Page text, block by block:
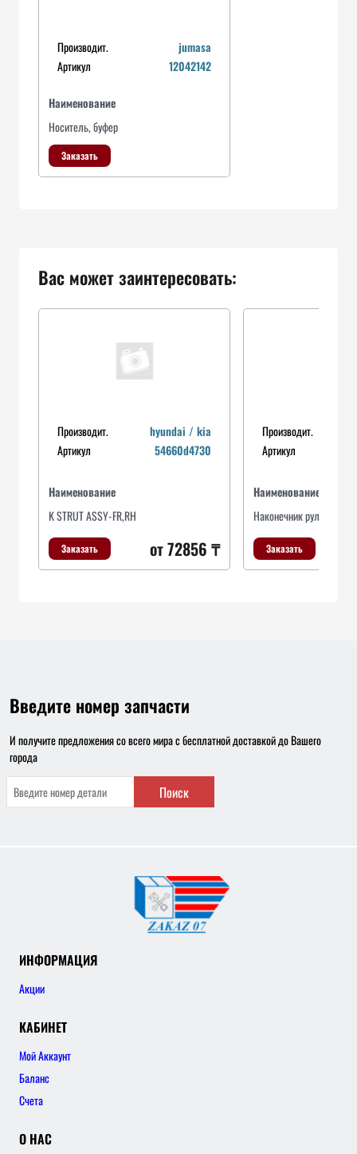
Производит.
jumasa
Артикул
12042142
Наименование
Носитель, буфер
Заказать
Вас может заинтересовать:
Производит.
hyundai / kia
Артикул
54660d4730
Наименование
K STRUT ASSY-FR,RH
Заказать от 72856 ₸
Производит.
Артикул
Наименование
Наконечник рулевой
Заказать
Введите номер запчасти
И получите предложения со всего мира с бесплатной доставкой до Вашего
города
Поиск
ИНФОРМАЦИЯ
Акции
КАБИНЕТ
Мой Аккаунт
Баланс
Счета
О НАС